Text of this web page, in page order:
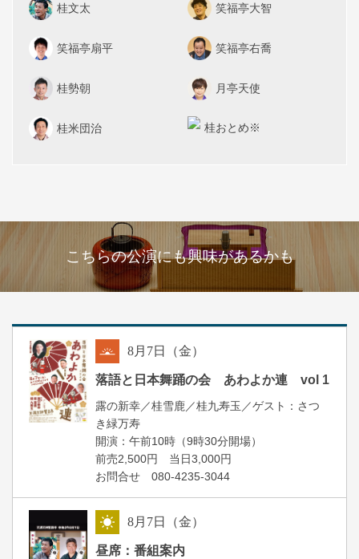
桂文太 笑福亭大智
笑福亭扇平 笑福亭右喬
桂勢朝 月亭天使
桂米団治 桂おとめ※
こちらの公演にも興味があるかも
8月 7日（金）
落語と日本舞踊の会 あわよか連 vol 1
露の新幸／桂雪鹿／桂九寿玉／ゲスト：さつ
き緑万寿
開演：午前10時（9時30分開場）
前売2,500円 当日3,000円
お問合せ 080-4235-3044
8月 7日（金）
昼席：番組案内